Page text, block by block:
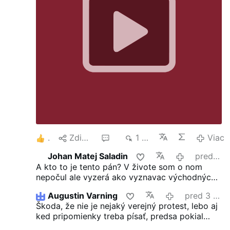
22. apríla (TASR) – Ministerka
hospodárstva Denisa Saková (Hlas-SD)
1 Zdielať 1 tis.
Viac
Johan Matej Saladin
pred 3 mesiacmi
A kto to je tento pán? V živote som o nom
nepočul ale vyzerá ako vyznavac východných
Augustin Varning
pred 3 mesiacmi
Škoda, že nie je nejaký verejný protest, lebo aj
ked pripomienky treba písať, predsa pokial